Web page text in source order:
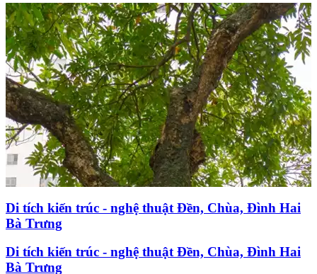
Di tích kiến trúc - nghệ thuật Đền, Chùa, Đình Hai
Bà Trưng
Di tích kiến trúc - nghệ thuật Đền, Chùa, Đình Hai
Bà Trưng